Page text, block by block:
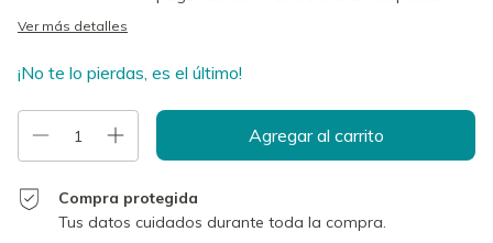
Ver más detalles
¡No te lo pierdas, es el último!
Compra protegida
Tus datos cuidados durante toda la compra.